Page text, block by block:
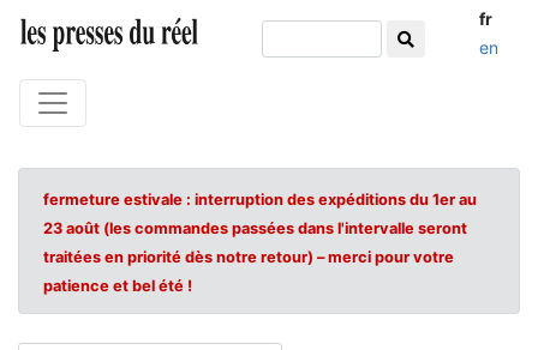
fr
en
fermeture estivale : interruption des expéditions du 1er au
23 août (les commandes passées dans l'intervalle seront
traitées en priorité dès notre retour) – merci pour votre
patience et bel été !